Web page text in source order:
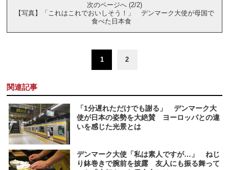
次のページへ (2/2)
【写真】「これはこれでおいしそう！」 デンマーク大使が母国で
食べた日本食
1 2
関連記事
「1分遅れただけでも謝る」 デンマーク大
使が日本の姿勢を大絶賛 ヨーロッパとの違
いを感じた光景とは
デンマーク大使「私は素人ですが…」 ねじ
り鉢巻きで腕前を披露 友人にも振る舞って